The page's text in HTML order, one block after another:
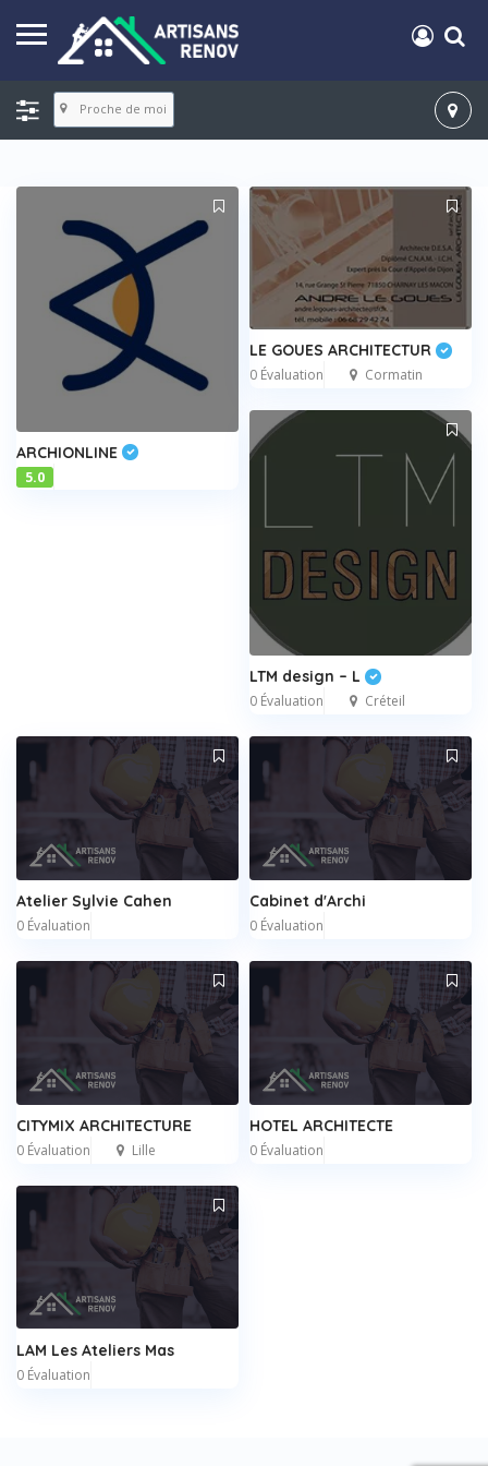
Proche de moi
ARCHIONLINE
5.0
LE GOUES ARCHITECTUR
0 Évaluation Cormatin
LTM design – L
0 Évaluation Créteil
Atelier Sylvie Cahen
0 Évaluation
Cabinet d'Archi
0 Évaluation
CITYMIX ARCHITECTURE
0 Évaluation Lille
HOTEL ARCHITECTE
0 Évaluation
LAM Les Ateliers Mas
0 Évaluation